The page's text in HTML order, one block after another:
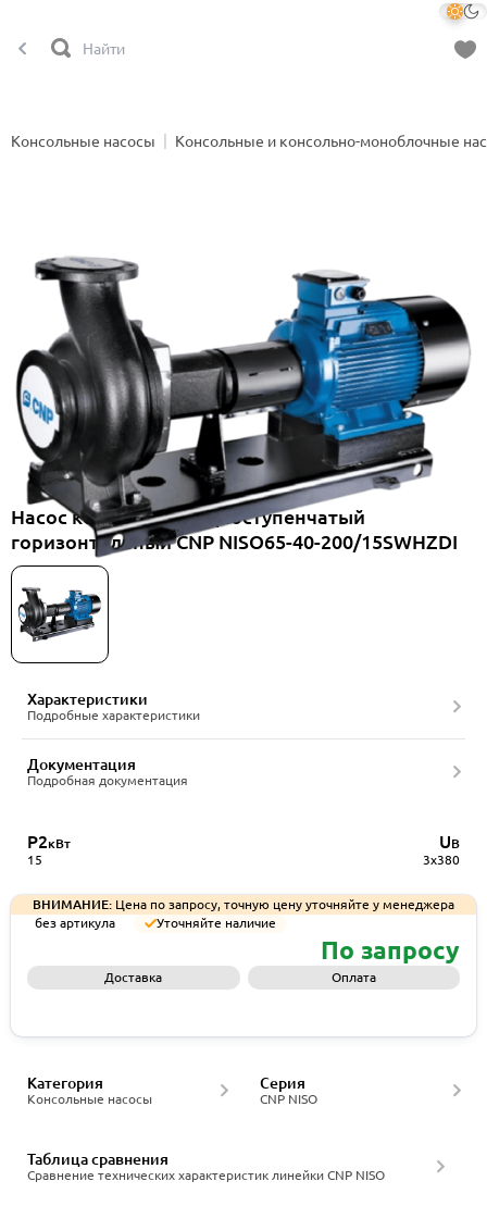
Консольные насосы Консольные и консольно-моноблочные
Насос консольный одноступенчатый
горизонтальный CNP NISO65-40-200/15SWHZDI
Характеристики
Подробные характеристики
Документация
Подробная документация
P2кВт
15
UВ
3x380
ВНИМАНИЕ: Цена по запросу, точную цену уточняйте у менеджера
без артикула
Уточняйте наличие
По запросу
Доставка Оплата
Консольные насосы
Категория
CNP NISO
Серия
Сравнение технических характеристик линейки CNP NISO
Таблица сравнения